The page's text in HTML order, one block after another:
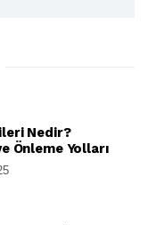
Nedir?
Önleme Yolları